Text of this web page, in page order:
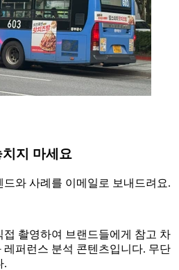
지 마세요
와 사례를 이메일로 보내드려요.
촬영하여 브랜드들에게 참고 차
퍼런스 분석 콘텐츠입니다. 무단
.